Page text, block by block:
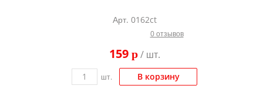
Арт. 0162ct
0 отзывов
159 p/ шт.
шт. В корзину